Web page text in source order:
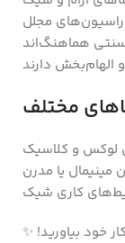
مجلل
هماهنگ‌اند
الهام‌بخش دارند
مختلف
لوکس و کلاسیک
یا مدرن
کاری شیک
خود بیاورید! ✨